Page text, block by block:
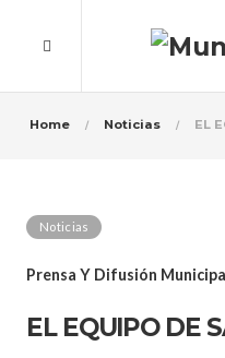
Home Noticias EL
Noticias
Prensa Y Difusión
EL EQUIPO DE